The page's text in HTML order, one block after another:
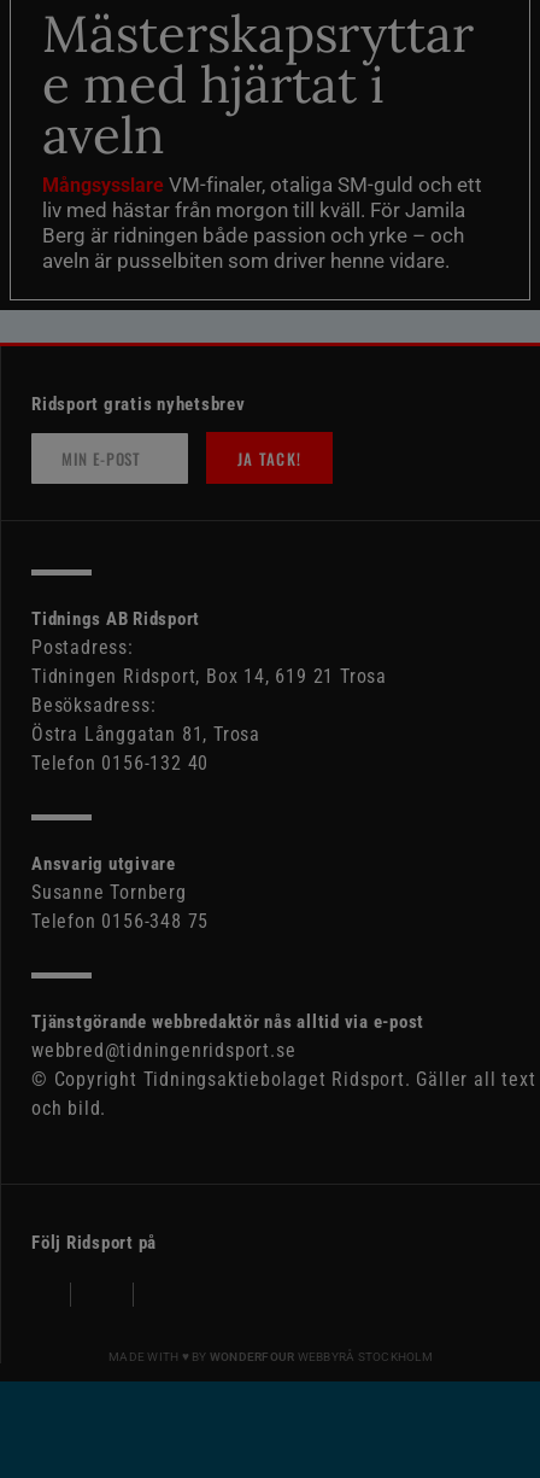
Mästerskapsryttar
e med hjärtat i
aveln
Mångsysslare VM-finaler, otaliga SM-guld och ett
liv med hästar från morgon till kväll. För Jamila
Berg är ridningen både passion och yrke – och
aveln är pusselbiten som driver henne vidare.
Ridsport gratis nyhetsbrev
JA TACK!
Tidnings AB Ridsport
Postadress:
Tidningen Ridsport, Box 14, 619 21 Trosa
Besöksadress:
Östra Långgatan 81, Trosa
Telefon 0156-132 40
Ansvarig utgivare
Susanne Tornberg
Telefon 0156-348 75
Tjänstgörande webbredaktör nås alltid via e-post
webbred@tidningenridsport.se
© Copyright Tidningsaktiebolaget Ridsport. Gäller all text
och bild.
Följ Ridsport på
MADE WITH ♥ BY WONDERFOUR WEBBYRÅ STOCKHOLM